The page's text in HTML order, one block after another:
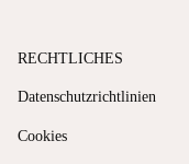
RECHTLICHES
Datenschutzrichtlinien
Cookies